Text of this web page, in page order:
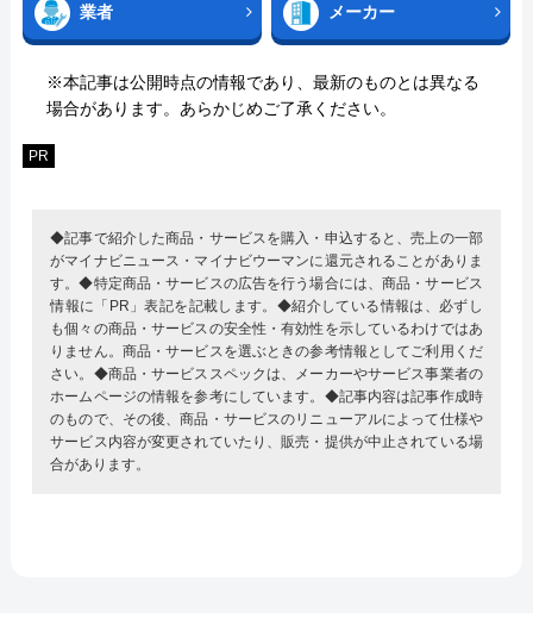
業者 メーカー
※本記事は公開時点の情報であり、最新のものとは異なる
場合があります。あらかじめご了承ください。
PR
◆記事で紹介した商品・サービスを購入・申込すると、売上の一部
がマイナビニュース・マイナビウーマンに還元されることがありま
す。◆特定商品・サービスの広告を行う場合には、商品・サービス
情報に「PR」表記を記載します。◆紹介している情報は、必ずし
も個々の商品・サービスの安全性・有効性を示しているわけではあ
りません。商品・サービスを選ぶときの参考情報としてご利用くだ
さい。◆商品・サービススペックは、メーカーやサービス事業者の
ホームページの情報を参考にしています。◆記事内容は記事作成時
のもので、その後、商品・サービスのリニューアルによって仕様や
サービス内容が変更されていたり、販売・提供が中止されている場
合があります。